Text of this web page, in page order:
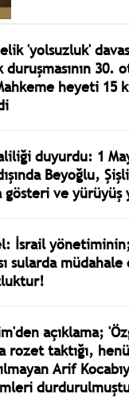
'yolsuzluk'
30.
heyeti 15
duyurdu: 1
Beyoğlu,
gösteri ve yürüyüş
İsrail
sularda müdahale
açıklama;
rozet taktığı,
Arif